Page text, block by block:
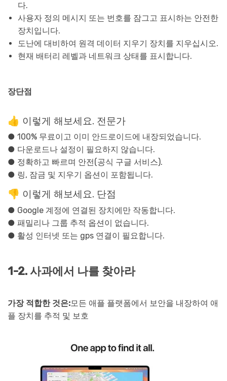
다.
사용자 정의 메시지 또는 번호를 잠그고 표시하는 안전한
장치입니다.
도난에 대비하여 원격 데이터 지우기 장치를 지우십시오.
현재 배터리 레벨과 네트워크 상태를 표시합니다.
장단점
👍 이렇게 해보세요. 전문가
● 100% 무료이고 이미 안드로이드에 내장되었습니다.
● 다운로드나 설정이 필요하지 않습니다.
● 정확하고 빠르며 안전(공식 구글 서비스).
● 링, 잠금 및 지우기 옵션이 포함됩니다.
👎 이렇게 해보세요. 단점
● Google 계정에 연결된 장치에만 작동합니다.
● 패밀리나 그룹 추적 옵션이 없습니다.
● 활성 인터넷 또는 gps 연결이 필요합니다.
1-2. 사과에서 나를 찾아라
가장 적합한 것은:모든 애플 플랫폼에서 보안을 내장하여 애
플 장치를 추적 및 보호